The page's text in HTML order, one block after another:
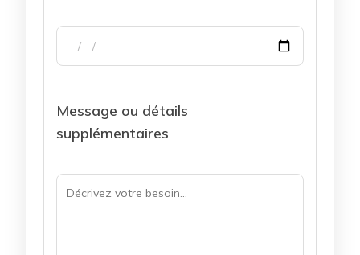
Message ou détails
supplémentaires